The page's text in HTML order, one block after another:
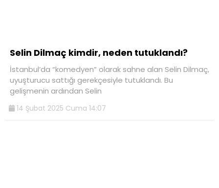
Selin Dilmaç kimdir, neden tutuklandı?
İstanbul’da “komedyen” olarak sahne alan Selin Dilmaç,
uyuşturucu sattığı gerekçesiyle tutuklandı. Bu
gelişmenin ardından Selin
14 Şubat 2025 Cuma 14:07